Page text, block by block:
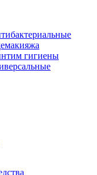
гигиены